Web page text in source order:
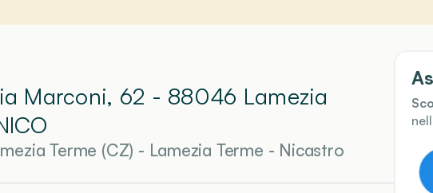
Marconi, 62 - 88046 Lamezia
Terme (CZ) - Lamezia Terme - Nicastro